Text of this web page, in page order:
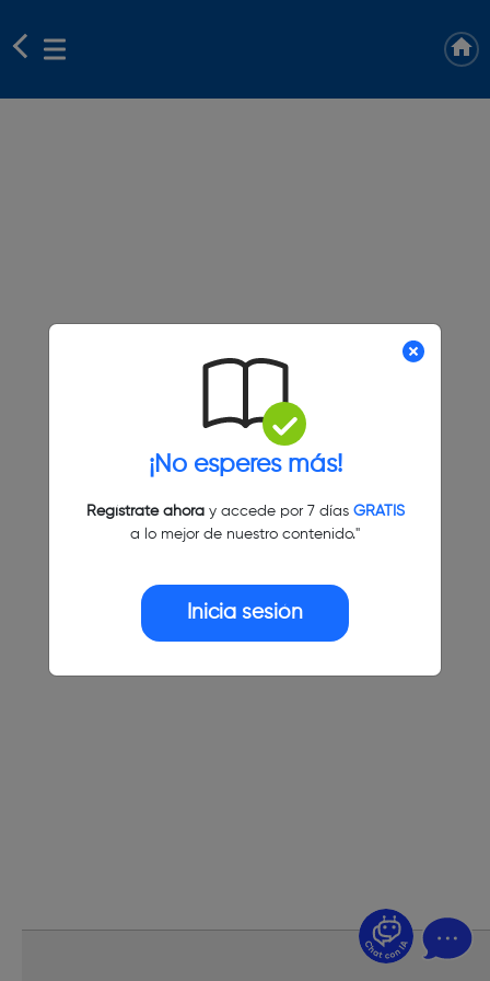
¡No esperes más!
Regístrate ahoray accede por 7 días GRATIS
a lo mejor de nuestro contenido."
Inicia sesión